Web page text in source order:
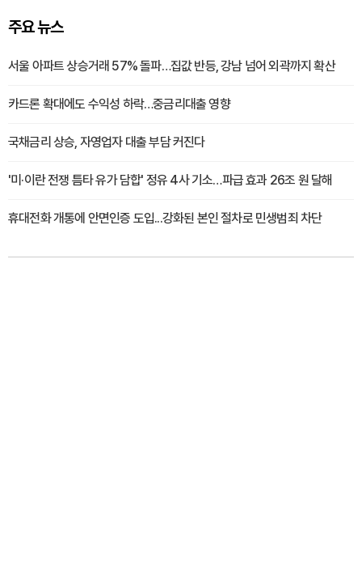
주요 뉴스
서울 아파트 상승거래 57% 돌파…집값 반등, 강남 넘어 외곽까지 확산
카드론 확대에도 수익성 하락…중금리대출 영향
국채금리 상승, 자영업자 대출 부담 커진다
'미·이란 전쟁 틈타 유가 담합' 정유 4사 기소…파급 효과 26조 원 달해
휴대전화 개통에 안면인증 도입...강화된 본인 절차로 민생범죄 차단